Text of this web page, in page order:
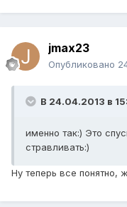
jmax23
Опубликовано
В 24.04.2013 в
именно так:) Это
стравливать:)
Ну теперь все понятно,